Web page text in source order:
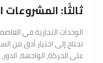
ثالثًا: المشروعات
الوحدات التجارية في
تحتاج إلى اختيار أدق من
على الحركة، الواجهة،